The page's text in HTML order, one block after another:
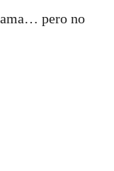
pero no